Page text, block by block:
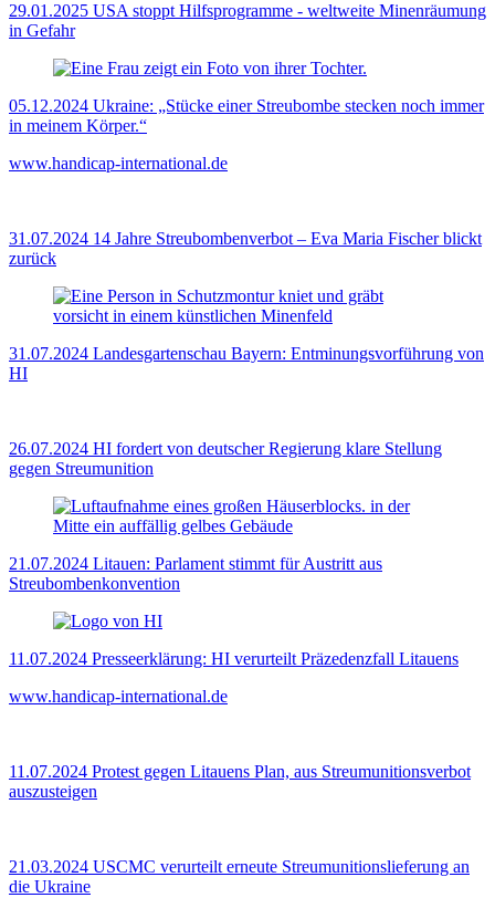
29.01.2025 USA stoppt Hilfsprogramme - weltweite Minenräumung
in Gefahr
05.12.2024 Ukraine: „Stücke einer Streubombe stecken noch immer
in meinem Körper.“
www.handicap-international.de
31.07.2024 14 Jahre Streubombenverbot – Eva Maria Fischer blickt
zurück
31.07.2024 Landesgartenschau Bayern: Entminungsvorführung von
HI
26.07.2024 HI fordert von deutscher Regierung klare Stellung
gegen Streumunition
21.07.2024 Litauen: Parlament stimmt für Austritt aus
Streubombenkonvention
11.07.2024 Presseerklärung: HI verurteilt Präzedenzfall Litauens
www.handicap-international.de
11.07.2024 Protest gegen Litauens Plan, aus Streumunitionsverbot
auszusteigen
21.03.2024 USCMC verurteilt erneute Streumunitionslieferung an
die Ukraine